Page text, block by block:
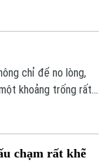
mà lập tức đi tìm
nó.
chỉ để no lòng,
khoảng trống rất
chạm rất khẽ